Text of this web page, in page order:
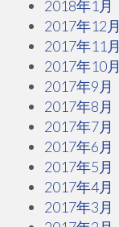
2018年1月
2017年12月
2017年11月
2017年10月
2017年9月
2017年8月
2017年7月
2017年6月
2017年5月
2017年4月
2017年3月